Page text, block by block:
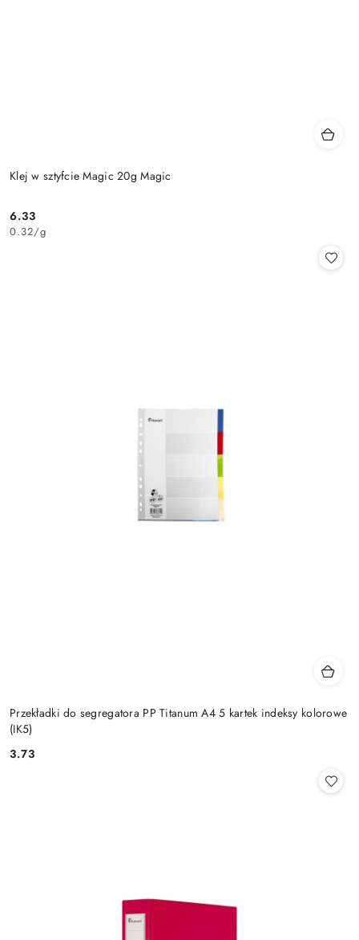
Klej w sztyfcie Magic 20g Magic
Cena:
6.33
0.32/g
Przekładki do segregatora PP Titanum A4 5 kartek indeksy kolorowe
(IK5)
Cena:
3.73